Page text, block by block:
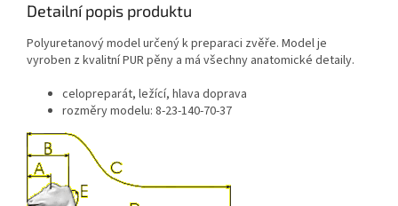
Detailní popis produktu
Polyuretanový model určený k preparaci zvěře. Model je
vyroben z kvalitní PUR pěny a má všechny anatomické detaily.
celopreparát, ležící, hlava doprava
rozměry modelu: 8-23-140-70-37